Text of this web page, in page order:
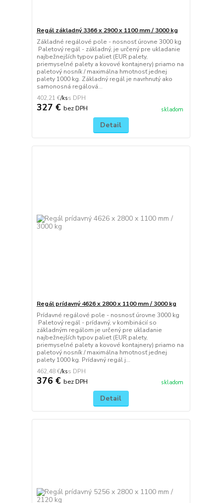
Regál základný 3366 x 2900 x 1100 mm / 3000 kg
Základné regálové pole - nosnosť úrovne 3000 kg
Paletový regál - základný, je určený pre ukladanie
najbežnejších typov paliet (EUR palety,
priemyselné palety a kovové kontajnery) priamo na
paletový nosník / maximálna hmotnosť jednej
palety 1000 kg. Základný regál je navrhnutý ako
samonosná regálová...
402,21 €/ks
327 € bez DPH skladom
Detail
Regál prídavný 4626 x 2800 x 1100 mm / 3000 kg
Prídavné regálové pole - nosnosť úrovne 3000 kg
Paletový regál - prídavný, v kombinácií so
základným regálom je určený pre ukladanie
najbežnejších typov paliet (EUR palety,
priemyselné palety a kovové kontajnery) priamo na
paletový nosník / maximálna hmotnosť jednej
palety 1000 kg. Prídavný regál j...
462,48 €/ks
376 € bez DPH skladom
Detail